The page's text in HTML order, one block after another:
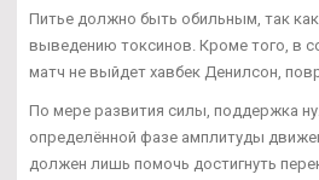
Питье должно быть обильным, так
выведению токсинов. Кроме того, в
матч не выйдет хавбек Денилсон,
По мере развития силы, поддержка
определённой фазе амплитуды
должен лишь помочь достигнуть